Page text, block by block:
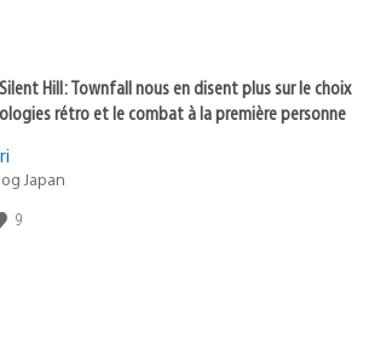
Hill: Townfall nous en disent plus sur le choix
rétro et le combat à la première personne
Japan
9